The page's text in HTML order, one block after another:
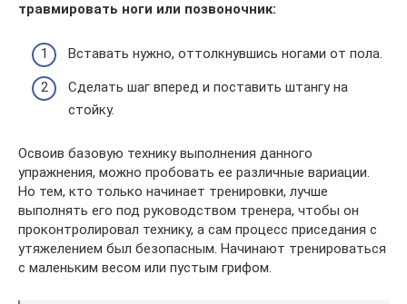
травмировать ноги или позвоночник:
Вставать нужно, оттолкнувшись ногами от пола.
Сделать шаг вперед и поставить штангу на
стойку.
Освоив базовую технику выполнения данного
упражнения, можно пробовать ее различные вариации.
Но тем, кто только начинает тренировки, лучше
выполнять его под руководством тренера, чтобы он
проконтролировал технику, а сам процесс приседания с
утяжелением был безопасным. Начинают тренироваться
с маленьким весом или пустым грифом.